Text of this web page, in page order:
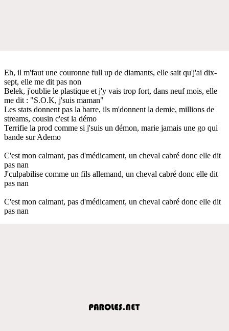
Eh, il m'faut une couronne full up de diamants, elle sait qu'j'ai dix-
sept, elle me dit pas non
Belek, j'oublie le plastique et j'y vais trop fort, dans neuf mois, elle
me dit : "S.O.K, j'suis maman"
Les stats donnent pas la barre, ils m'donnent la demie, millions de
streams, cousin c'est la démo
Terrifie la prod comme si j'suis un démon, marie jamais une go qui
bande sur Ademo
C'est mon calmant, pas d'médicament, un cheval cabré donc elle dit
pas nan
J'culpabilise comme un fils allemand, un cheval cabré donc elle dit
pas nan
C'est mon calmant, pas d'médicament, un cheval cabré donc elle dit
pas nan